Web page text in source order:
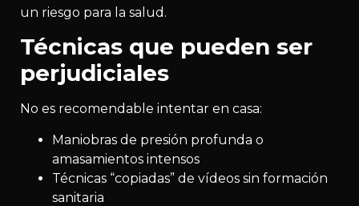
un riesgo para la salud.
Técnicas que pueden ser
perjudiciales
No es recomendable intentar en casa:
Maniobras de presión profunda o
amasamientos intensos
Técnicas “copiadas” de vídeos sin formación
sanitaria